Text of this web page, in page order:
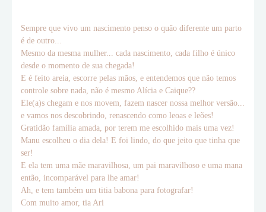
Sempre que vivo um nascimento penso o quão diferente um parto
é de outro...
Mesmo da mesma mulher... cada nascimento, cada filho é único
desde o momento de sua chegada!
E é feito areia, escorre pelas mãos, e entendemos que não temos
controle sobre nada, não é mesmo Alícia e Caique??
Ele(a)s chegam e nos movem, fazem nascer nossa melhor versão...
e vamos nos descobrindo, renascendo como leoas e leões!
Gratidão família amada, por terem me escolhido mais uma vez!
Manu escolheu o dia dela! E foi lindo, do que jeito que tinha que
ser!
E ela tem uma mãe maravilhosa, um pai maravilhoso e uma mana
então, incomparável para lhe amar!
Ah, e tem também um titia babona para fotografar!
Com muito amor, tia Ari